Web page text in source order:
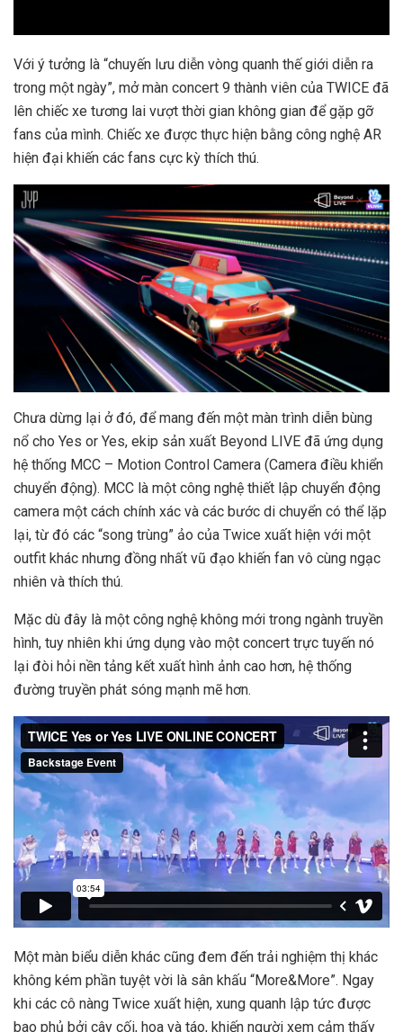
Với ý tưởng là “chuyến lưu diễn vòng quanh thế giới diễn ra
trong một ngày”, mở màn concert 9 thành viên của TWICE đã
lên chiếc xe tương lai vượt thời gian không gian để gặp gỡ
fans của mình. Chiếc xe được thực hiện bằng công nghệ AR
hiện đại khiến các fans cực kỳ thích thú.
Chưa dừng lại ở đó, để mang đến một màn trình diễn bùng
nổ cho Yes or Yes, ekip sản xuất Beyond LIVE đã ứng dụng
hệ thống MCC – Motion Control Camera (Camera điều khiển
chuyển động). MCC là một công nghệ thiết lập chuyển động
camera một cách chính xác và các bước di chuyển có thể lặp
lại, từ đó các “song trùng” ảo của Twice xuất hiện với một
outfit khác nhưng đồng nhất vũ đạo khiến fan vô cùng ngạc
nhiên và thích thú.
Mặc dù đây là một công nghệ không mới trong ngành truyền
hình, tuy nhiên khi ứng dụng vào một concert trực tuyến nó
lại đòi hỏi nền tảng kết xuất hình ảnh cao hơn, hệ thống
đường truyền phát sóng mạnh mẽ hơn.
Một màn biểu diễn khác cũng đem đến trải nghiệm thị khác
không kém phần tuyệt vời là sân khấu “More&More”. Ngay
khi các cô nàng Twice xuất hiện, xung quanh lập tức được
bao phủ bởi cây cối, hoa và táo, khiến người xem cảm thấy